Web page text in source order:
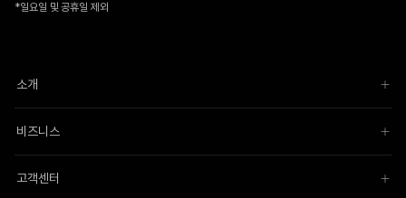
*일요일 및 공휴일 제외
소개
비즈니스
고객센터